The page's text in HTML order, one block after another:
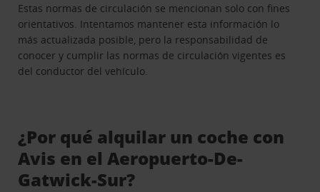
Estas normas de circulación se mencionan solo con fines
orientativos. Intentamos mantener esta información lo
más actualizada posible, pero la responsabilidad de
conocer y cumplir las normas de circulación vigentes es
del conductor del vehículo.
¿Por qué alquilar un coche con
Avis en el Aeropuerto-De-
Gatwick-Sur?